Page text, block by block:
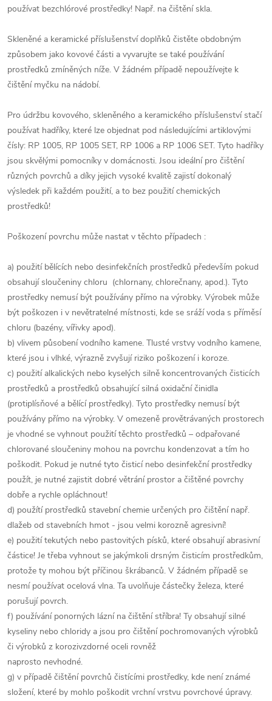
používat bezchlórové prostředky! Např. na čištění skla.
Skleněné a keramické příslušenství doplňků čistěte obdobným
způsobem jako kovové části a vyvarujte se také používání
prostředků zmíněných níže. V žádném případě nepoužívejte k
čištění myčku na nádobí.
Pro údržbu kovového, skleněného a keramického příslušenství stačí
používat hadříky, které lze objednat pod následujícími artiklovými
čísly: RP 1005, RP 1005 SET, RP 1006 a RP 1006 SET. Tyto hadříky
jsou skvělými pomocníky v domácnosti. Jsou ideální pro čištění
různých povrchů a díky jejich vysoké kvalitě zajistí dokonalý
výsledek při každém použití, a to bez použití chemických
prostředků!
Poškození povrchu může nastat v těchto případech :
a) použití bělících nebo desinfekčních prostředků především pokud
obsahují sloučeniny chloru (chlornany, chlorečnany, apod.). Tyto
prostředky nemusí být používány přímo na výrobky. Výrobek může
být poškozen i v nevětratelné místnosti, kde se sráží voda s příměsí
chloru (bazény, vířivky apod).
b) vlivem působení vodního kamene. Tlusté vrstvy vodního kamene,
které jsou i vlhké, výrazně zvyšují riziko poškození i koroze.
c) použití alkalických nebo kyselých silně koncentrovaných čisticích
prostředků a prostředků obsahující silná oxidační činidla
(protiplísňové a bělící prostředky). Tyto prostředky nemusí být
používány přímo na výrobky. V omezeně provětrávaných prostorech
je vhodné se vyhnout použití těchto prostředků – odpařované
chlorované sloučeniny mohou na povrchu kondenzovat a tím ho
poškodit. Pokud je nutné tyto čisticí nebo desinfekční prostředky
použít, je nutné zajistit dobré větrání prostor a čištěné povrchy
dobře a rychle opláchnout!
d) použítí prostředků stavební chemie určených pro čištění např.
dlažeb od stavebních hmot - jsou velmi korozně agresivní!
e) použití tekutých nebo pastovitých písků, které obsahují abrasivní
částice! Je třeba vyhnout se jakýmkoli drsným čisticím prostředkům,
protože ty mohou být příčinou škrábanců. V žádném případě se
nesmí používat ocelová vlna. Ta uvolňuje částečky železa, které
porušují povrch.
f) používání ponorných lázní na čištění stříbra! Ty obsahují silné
kyseliny nebo chloridy a jsou pro čištění pochromovaných výrobků
či výrobků z korozivzdorné oceli rovněž
naprosto nevhodné.
g) v případě čištění povrchů čistícími prostředky, kde není známé
složení, které by mohlo poškodit vrchní vrstvu povrchové úpravy.